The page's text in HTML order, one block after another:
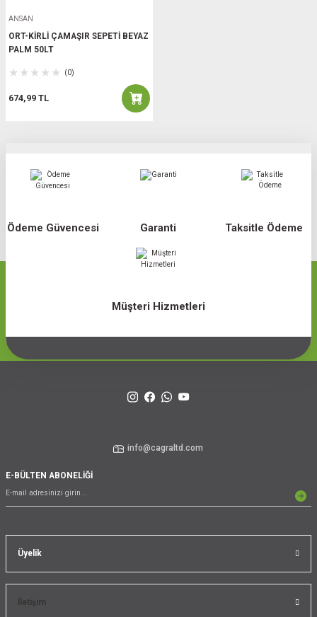
ANSAN
ORT-KİRLİ ÇAMAŞIR SEPETİ BEYAZ
PALM 50LT
(0)
674,99 TL
Ödeme Güvencesi Garanti Taksitle Ödeme
Müşteri Hizmetleri
Üyelik
İletişim
info@cagraltd.com
E-BÜLTEN ABONELİĞİ